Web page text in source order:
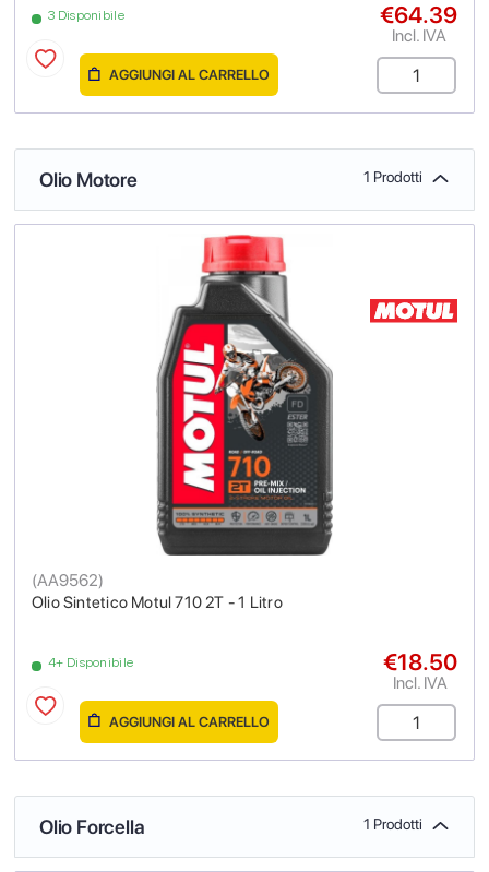
3 Disponibile €64.39
Incl. IVA
AGGIUNGI AL CARRELLO
Olio Motore 1 Prodotti
Olio Sintetico Motul 710 2T - 1 Litro
(AA9562)
4+ Disponibile €18.50
Incl. IVA
AGGIUNGI AL CARRELLO
Olio Forcella 1 Prodotti